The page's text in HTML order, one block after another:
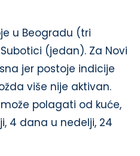
u Beogradu (tri
(jedan). Za Novi
jer postoje indicije
više nije aktivan.
može polagati od kuće,
4 dana u nedelji, 24